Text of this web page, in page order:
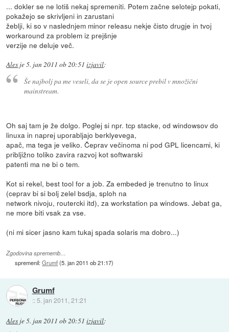
... dokler se ne lotiš nekaj spremeniti. Potem začne selotejp pokati,
pokažejo se skrivljeni in zarustani
žeblji, ki so v naslednjem minor releasu nekje čisto drugje in tvoj
workaround za problem iz prejšnje
verzije ne deluje več.
Ales je5. jan 2011 ob 20:51 izjavil:
Še najbolj pa me veseli, da se je open source prebil v množični
mainstream.
Oh saj tam je že dolgo. Poglej si npr. tcp stacke, od windowsov do
linuxa in naprej uporabljajo berklyevega,
apač, ma tega je veliko. Čeprav večinoma ni pod GPL licencami, ki
pribljižno toliko zavira razvoj kot softwarski
patenti ma ne bi o tem.
Kot si rekel, best tool for a job. Za embeded je trenutno to linux
(ceprav bi si bolj zelel bsdja, sploh na
network nivoju, routercki itd), za workstation pa windows. Jebat ga,
ne more biti vsak za vse.
(ni mi sicer jasno kam tukaj spada solaris ma dobro...)
Zgodovina sprememb…
spremenil:Grumf(5. jan 2011 ob 21:17)
Grumf
:: 5. jan 2011, 21:21
Ales je5. jan 2011 ob 20:51 izjavil: